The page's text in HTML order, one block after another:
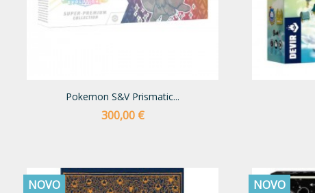
Pokemon S&V Prismatic...
Preço
300,00 €
NOVO NOVO